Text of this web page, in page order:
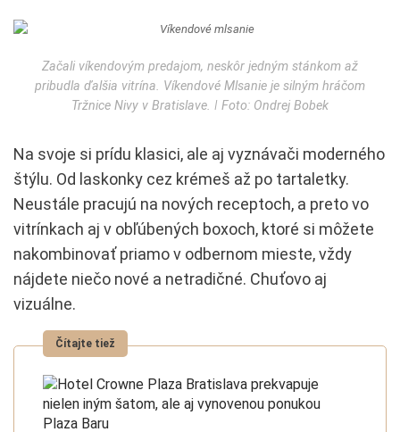
Začali víkendovým predajom, neskôr jedným stánkom až
pribudla ďalšia vitrína. Víkendové Mlsanie je silným hráčom
Tržnice Nivy v Bratislave. ǀ Foto: Ondrej Bobek
Na svoje si prídu klasici, ale aj vyznávači moderného
štýlu. Od laskonky cez krémeš až po tartaletky.
Neustále pracujú na nových receptoch, a preto vo
vitrínkach aj v obľúbených boxoch, ktoré si môžete
nakombinovať priamo v odbernom mieste, vždy
nájdete niečo nové a netradičné. Chuťovo aj
vizuálne.